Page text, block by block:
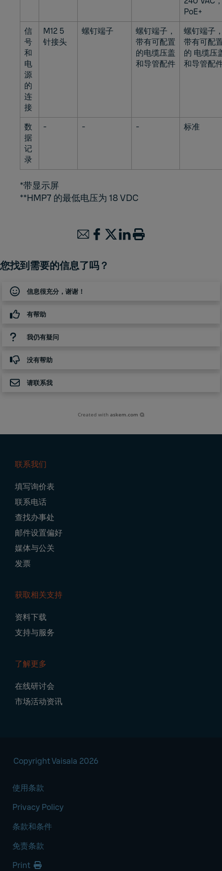
PoE+
信
号
和
电
源
的
连
接
M12 5
针接头
螺钉端子
螺钉端子，
带有可配置
的电缆压盖
和导管配件
螺钉端子
带有可配
的 电缆压
和导管配
数
据
记
录
- - - 标准
*带显示屏
**HMP7 的最低电压为 18 VDC
您找到需要的信息了吗？
信息很充分，谢谢！
有帮助
我仍有疑问
没有帮助
请联系我
Created withaskem.com
Navigation
联系我们
填写询价表
联系电话
查找办事处
邮件设置偏好
媒体与公关
发票
获取相关支持
资料下载
支持与服务
了解更多
在线研讨会
市场活动资讯
Copyright Vaisala 2026
使用条款
Privacy Policy
条款和条件
免责条款
Print